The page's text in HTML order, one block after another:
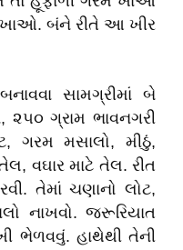
ખાઓ. બંને રીતે આ ખીર
સામગ્રીમાં બે
૨૫૦ ગ્રામ ભાવનગરી
ગરમ મસાલો, મીઠું,
વઘાર માટે તેલ. રીત
તેમાં ચણાનો લોટ,
નાખવો. જરૂરિયાત
ભેળવવું. હાથેથી તેની